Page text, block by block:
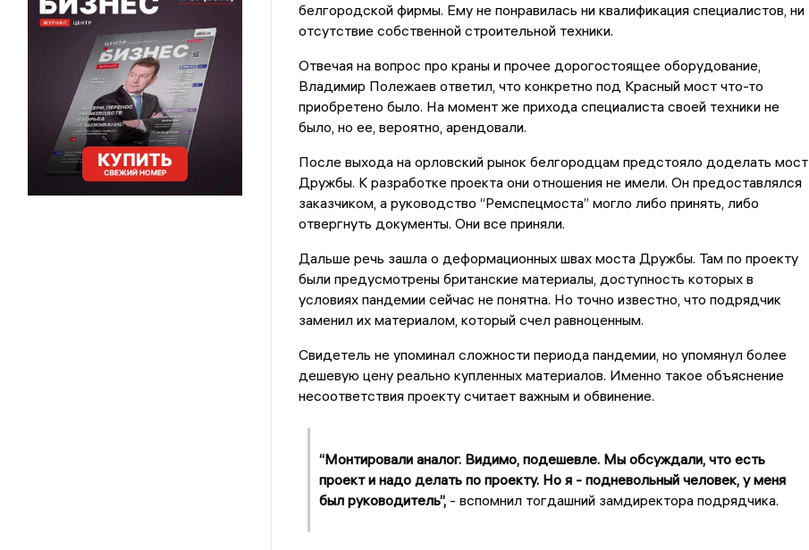
белгородской фирмы. Ему не понравилась ни квалификация специалистов, ни
отсутствие собственной строительной техники.
Отвечая на вопрос про краны и прочее дорогостоящее оборудование,
Владимир Полежаев ответил, что конкретно под Красный мост что-то
приобретено было. На момент же прихода специалиста своей техники не
было, но ее, вероятно, арендовали.
После выхода на орловский рынок белгородцам предстояло доделать мост
Дружбы. К разработке проекта они отношения не имели. Он предоставлялся
заказчиком, а руководство “Ремспецмоста” могло либо принять, либо
отвергнуть документы. Они все приняли.
Дальше речь зашла о деформационных швах моста Дружбы. Там по проекту
были предусмотрены британские материалы, доступность которых в
условиях пандемии сейчас не понятна. Но точно известно, что подрядчик
заменил их материалом, который счел равноценным.
Свидетель не упоминал сложности периода пандемии, но упомянул более
дешевую цену реально купленных материалов. Именно такое объяснение
несоответствия проекту считает важным и обвинение.
“Монтировали аналог. Видимо, подешевле. Мы обсуждали, что есть
проект и надо делать по проекту. Но я - подневольный человек, у меня
был руководитель”, - вспомнил тогдашний замдиректора подрядчика.